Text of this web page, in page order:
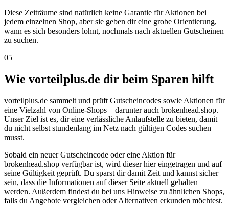
Diese Zeiträume sind natürlich keine Garantie für Aktionen bei
jedem einzelnen Shop, aber sie geben dir eine grobe Orientierung,
wann es sich besonders lohnt, nochmals nach aktuellen Gutscheinen
zu suchen.
05
Wie vorteilplus.de dir beim Sparen hilft
vorteilplus.de sammelt und prüft Gutscheincodes sowie Aktionen für
eine Vielzahl von Online-Shops – darunter auch brokenhead.shop.
Unser Ziel ist es, dir eine verlässliche Anlaufstelle zu bieten, damit
du nicht selbst stundenlang im Netz nach gültigen Codes suchen
musst.
Sobald ein neuer Gutscheincode oder eine Aktion für
brokenhead.shop verfügbar ist, wird dieser hier eingetragen und auf
seine Gültigkeit geprüft. Du sparst dir damit Zeit und kannst sicher
sein, dass die Informationen auf dieser Seite aktuell gehalten
werden. Außerdem findest du bei uns Hinweise zu ähnlichen Shops,
falls du Angebote vergleichen oder Alternativen erkunden möchtest.